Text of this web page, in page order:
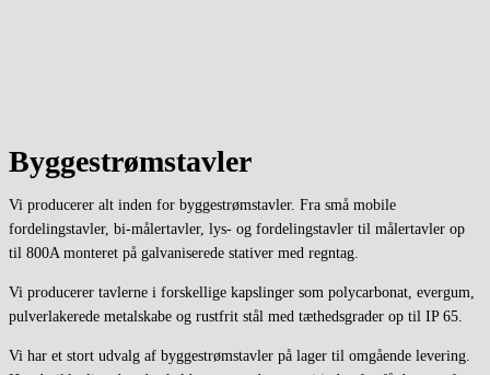
Byggestrømstavler
Vi producerer alt inden for byggestrømstavler. Fra små mobile
fordelingstavler, bi-målertavler, lys- og fordelingstavler til målertavler op
til 800A monteret på galvaniserede stativer med regntag.
Vi producerer tavlerne i forskellige kapslinger som polycarbonat, evergum,
pulverlakerede metalskabe og rustfrit stål med tæthedsgrader op til IP 65.
Vi har et stort udvalg af byggestrømstavler på lager til omgående levering.